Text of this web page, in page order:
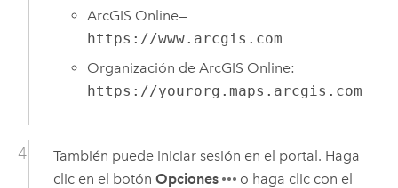
ArcGIS Online—
https://www.arcgis.com
Organización deArcGIS Online:
https://yourorg.maps.arcgis.com
También puede iniciar sesión en el portal. Haga
clic en el botón Opciones
o haga clic con el